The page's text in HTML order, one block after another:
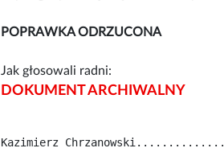
POPRAWKA ODRZUCONA
Jak głosowali radni:
DOKUMENT ARCHIWALNY
Kazimierz